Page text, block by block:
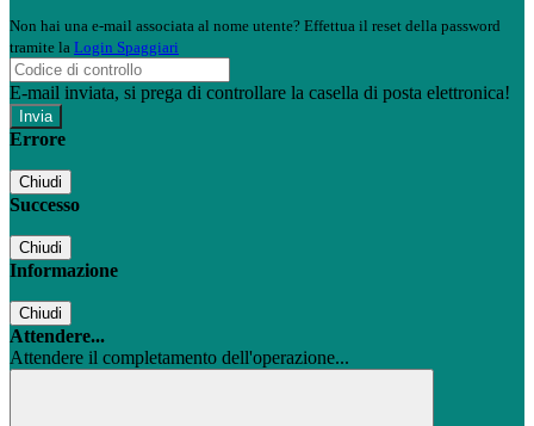
Non hai una e-mail associata al nome utente? Effettua il reset della password
tramite la Login Spaggiari
E-mail inviata, si prega di controllare la casella di posta elettronica!
Errore
Chiudi
Successo
Chiudi
Informazione
Chiudi
Attendere...
Attendere il completamento dell'operazione...